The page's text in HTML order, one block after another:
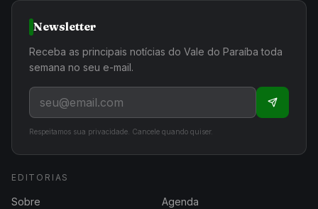
Newsletter
Receba as principais notícias do Vale do Paraíba toda
semana no seu e-mail.
Respeitamos sua privacidade. Cancele quando quiser.
EDITORIAS
Sobre Agenda